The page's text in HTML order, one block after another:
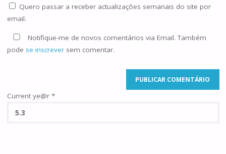
Quero passar a receber actualizações semanais do site por
email.
Notifique-me de novos comentários via Email. Também
pode se inscreversem comentar.
Current ye@r *